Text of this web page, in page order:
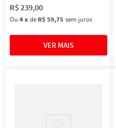
R$239,00
Ou 4xde R$ 59,75 sem juros